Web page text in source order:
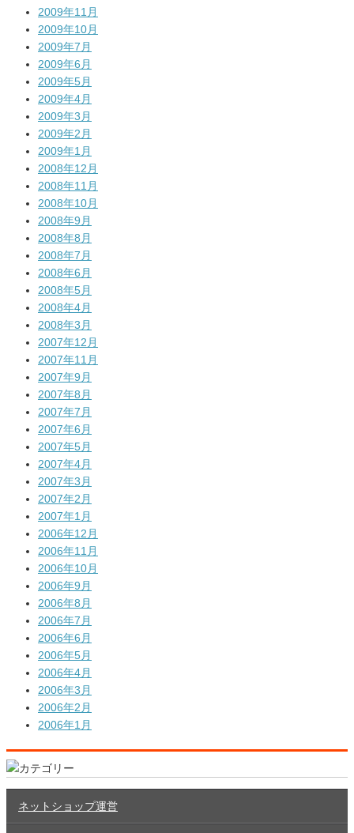
2009年11月
2009年10月
2009年7月
2009年6月
2009年5月
2009年4月
2009年3月
2009年2月
2009年1月
2008年12月
2008年11月
2008年10月
2008年9月
2008年8月
2008年7月
2008年6月
2008年5月
2008年4月
2008年3月
2007年12月
2007年11月
2007年9月
2007年8月
2007年7月
2007年6月
2007年5月
2007年4月
2007年3月
2007年2月
2007年1月
2006年12月
2006年11月
2006年10月
2006年9月
2006年8月
2006年7月
2006年6月
2006年5月
2006年4月
2006年3月
2006年2月
2006年1月
ネットショップ運営